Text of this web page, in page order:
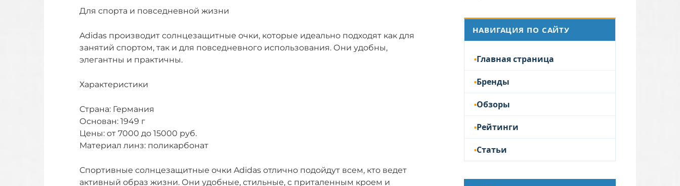
Для спорта и повседневной жизни
Adidas производит солнцезащитные очки, которые идеально подходят как для
занятий спортом, так и для повседневного использования. Они удобны,
элегантны и практичны.
Характеристики
Страна: Германия
Основан: 1949 г
Цены: от 7000 до 15000 руб.
Материал линз: поликарбонат
Спортивные солнцезащитные очки Adidas отлично подойдут всем, кто ведет
активный образ жизни. Они удобные, стильные, с приталенным кроем и
НАВИГАЦИЯ ПО САЙТУ
Главная страница
Бренды
Обзоры
Рейтинги
Статьи